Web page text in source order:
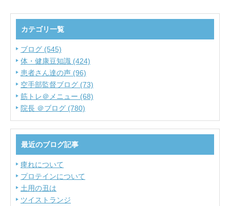
カテゴリ一覧
ブログ (545)
体・健康豆知識 (424)
患者さん達の声 (96)
空手部監督ブログ (73)
筋トレ＠メニュー (68)
院長 ＠ブログ (780)
最近のブログ記事
痺れについて
プロテインについて
土用の丑は
ツイストランジ